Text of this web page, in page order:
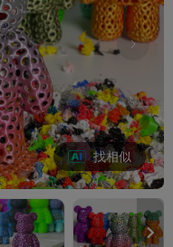
找相似
